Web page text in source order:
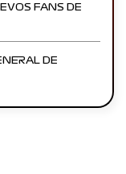
FANS DE
DE